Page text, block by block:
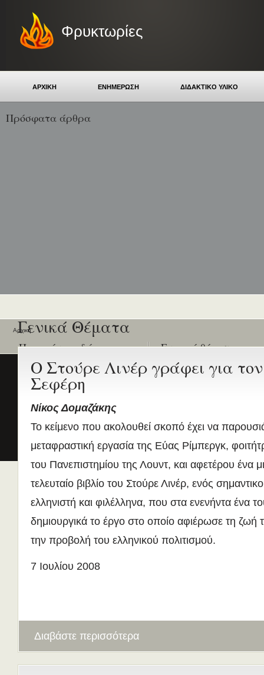
Φρυκτωρίες
ΑΡΧΙΚΗ ΕΝΗΜΕΡΩΣΗ ΔΙΔΑΚΤΙΚΟ ΥΛΙΚΟ
Πρόσφατα άρθρα
Γενικά Θέματα
Ο Στούρε Λινέρ γράφει για τον
Σεφέρη
Νίκος Δομαζάκης
Το κείμενο που ακολουθεί σκοπό έχει να
μεταφραστική εργασία της Εύας Ρίμπεργκ,
του Πανεπιστημίου της Λουντ, και αφετέρου ένα
τελευταίο βιβλίο του Στούρε Λινέρ, ενός
ελληνιστή και φιλέλληνα, που στα ενενήντα ένα
δημιουργικά το έργο στο οποίο αφιέρωσε τη ζωή
την προβολή του ελληνικού πολιτισμού.
7 Ιουλίου 2008
Διαβάστε περισσότερα
Αρχική
Ποιοι είναι εδώ
Είναι εδώ αυτή τη στιγμή 0 χρήστες
0 επισκέπτες
Ενεργά θέματα
Διδασκαλία της Ελληνικής ως
ΚΕΓ
το πιστοποιητικό επιπέδου Γ2
Πρώτο Διεθνές Συνέδριο
Νεοελληνικών Σπουδών
Εδώ Πολυτεχνείο!
Τα διδακτικά εγχειρίδια
περισσότερα